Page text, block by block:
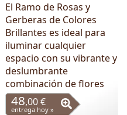
El Ramo de Rosas y
Gerberas de Colores
Brillantes es ideal para
iluminar cualquier
espacio con su vibrante y
deslumbrante
combinación de flores
48,00 €
entrega hoy »